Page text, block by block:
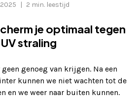
2025 | 2 min. leestijd
je optimaal tegen
straling
genoeg van krijgen. Na een
kunnen we niet wachten tot de
en we weer naar buiten kunnen.